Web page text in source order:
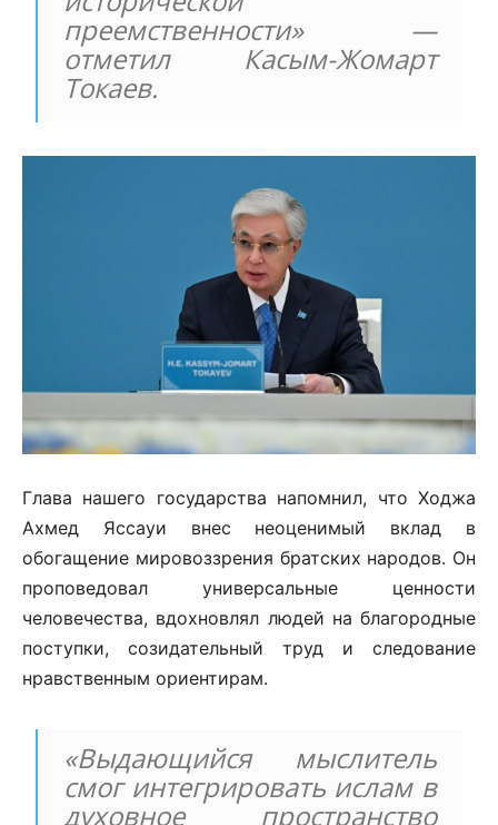
преемственности» —
отметил Касым-Жомарт
Токаев.
Глава нашего государства напомнил, что Ходжа
Ахмед Яссауи внес неоценимый вклад в
обогащение мировоззрения братских народов. Он
проповедовал универсальные ценности
человечества, вдохновлял людей на благородные
поступки, созидательный труд и следование
нравственным ориентирам.
«Выдающийся мыслитель
смог интегрировать ислам в
духовное пространство